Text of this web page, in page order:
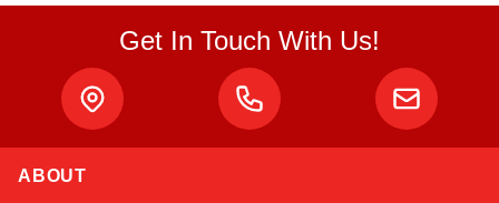
Get In Touch With Us!
ABOUT